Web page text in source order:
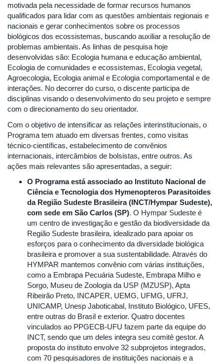
motivada pela necessidade de formar recursos humanos
qualificados para lidar com as questões ambientais regionais e
nacionais e gerar conhecimentos sobre os processos
biológicos dos ecossistemas, buscando auxiliar a resolução de
problemas ambientais. As linhas de pesquisa hoje
desenvolvidas são: Ecologia humana e educação ambiental,
Ecologia de comunidades e ecossistemas, Ecologia vegetal,
Agroecologia, Ecologia animal e Ecologia comportamental e de
interações. No decorrer do curso, o discente participa de
disciplinas visando o desenvolvimento do seu projeto e sempre
com o direcionamento do seu orientador.
Com o objetivo de intensificar as relações interinstitucionais, o
Programa tem atuado em diversas frentes, como visitas
técnico-científicas, estabelecimento de convênios
internacionais, intercâmbios de bolsistas, entre outros. As
ações mais relevantes são apresentadas, a seguir:
O Programa está associado ao Instituto Nacional de
Ciência e Tecnologia dos Hymenopteros Parasitoides
da Região Sudeste Brasileira (INCT/Hympar Sudeste),
com sede em São Carlos (SP). O Hympar Sudeste é
um centro de investigação e gestão da biodiversidade da
Região Sudeste brasileira, idealizado para apoiar os
esforços para o conhecimento da diversidade biológica
brasileira e promover a sua sustentabilidade. Através do
HYMPAR mantemos convênio com várias instituições,
como a Embrapa Pecuária Sudeste, Embrapa Milho e
Sorgo, Museu de Zoologia da USP (MZUSP), Apta
Ribeirão Preto, INCAPER, UEMG, UFMG, UFRJ,
UNICAMP, Unesp Jaboticabal, Instituto Biológico, UFES,
entre outras do Brasil e exterior. Quatro docentes
vinculados ao PPGECB-UFU fazem parte da equipe do
INCT, sendo que um deles integra seu comitê gestor. A
proposta do instituto envolve 32 subprojetos integrados,
com 70 pesquisadores de instituições nacionais e a